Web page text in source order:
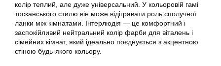
колір теплий, але дуже універсальний. У кольоровій гамі
тосканського стилю він може відігравати роль сполучної
ланки між кімнатами. Інтерлюдія — це комфортний і
заспокійливий нейтральний колір фарби для віталень і
сімейних кімнат, який ідеально поєднується з акцентною
стіною будь-якого кольору.